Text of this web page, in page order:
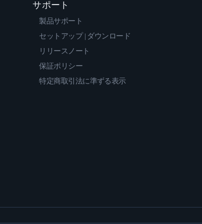
サポート
製品サポート
セットアップ | ダウンロード
リリースノート
保証ポリシー
特定商取引法に準ずる表示